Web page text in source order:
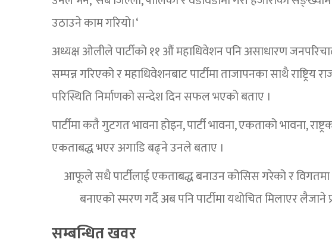
उठाउने काम गरियो।‘
अध्यक्ष ओलीले पार्टीको ११ औं महाधिवेशन पनि असाधारण
सम्पन्न गरिएको र महाधिवेशनबाट पार्टीमा ताजापनका साथै
परिस्थिति निर्माणको सन्देश दिन सफल भएको बताए ।
पार्टीमा कतै गुटगत भावना होइन, पार्टी भावना, एकताको भावना,
एकताबद्ध भएर अगाडि बढ्ने उनले बताए ।
आफूले सधै पार्टीलाई एकताबद्ध बनाउन कोसिस गरेको र
बनाएको स्मरण गर्दै अब पनि पार्टीमा यथोचित मिलाएर
सम्बन्धित खवर